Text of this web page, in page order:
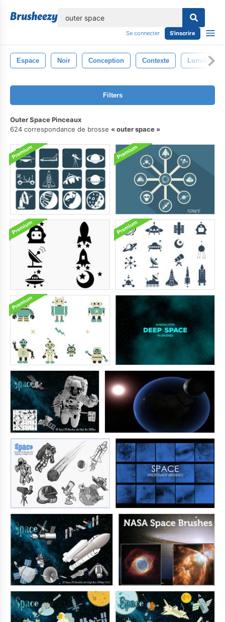
Se connecter S'inscrire
Espace Noir Conception Contexte Lumière
Filters
Outer Space Pinceaux
624 correspondance de brosse
outer space